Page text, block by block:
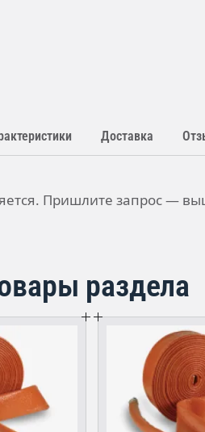
Доставка
Пришлите запрос —
раздела